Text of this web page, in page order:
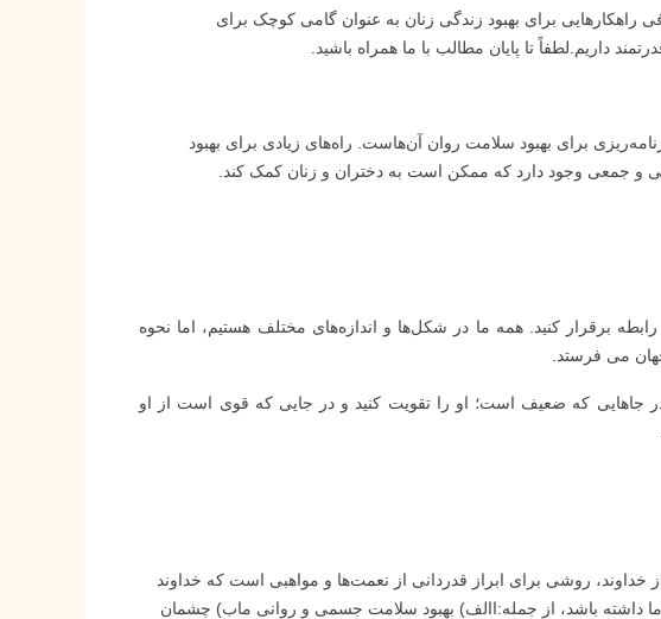
برای بهبود زندگی زنان به عنوان گامی کوچک‌ برای
داریم.لطفاً تا پایان مطالب با ما همراه باشید.
برای بهبود سلامت روان آن‌هاست. راه‌های زیادی برای بهبود
و جمعی وجود دارد که ممکن است به دختران و زنان کمک کند.
برقرار کنید. همه ما در شکل‌ها و اندازه‌های مختلف هستیم، اما نحوه
می فرستد.
در جاهایی که ضعیف است؛ او را تقویت کنید و در جایی که قوی است از او
خداوند، روشی برای ابراز قدردانی از نعمت‌ها و مواهبی است که خداوند
داشته باشد، از جمله:االف) بهبود سلامت جسمی و روانی ماب) چشمان